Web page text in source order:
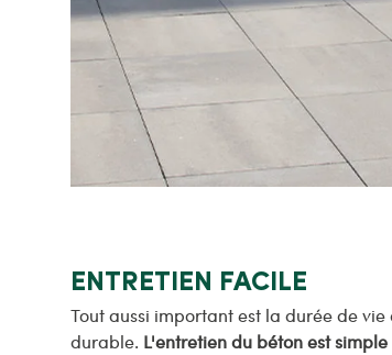
ENTRETIEN FACILE
Tout aussi important est la durée de
durable. L'entretien du béton est simple